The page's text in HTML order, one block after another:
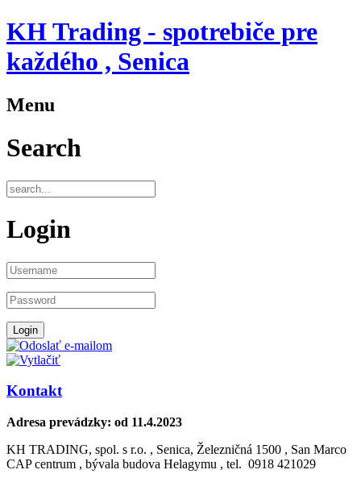
KH Trading - spotrebiče pre
každého , Senica
Menu
Search
Login
Kontakt
Adresa prevádzky: od 11.4.2023
KH TRADING, spol. s r.o. , Senica, Železničná 1500 , San Marco
CAP centrum , bývala budova Helagymu , tel. 0918 421029